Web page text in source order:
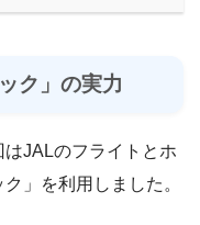
ク」の実力
JALのフライトとホ
」を利用しました。